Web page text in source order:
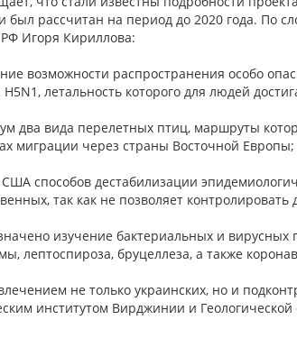
был рассчитан на период до 2020 года. По
Игоря Кириллова:
возможности распространения особо
летальность которого для людей
два вида перелетных птиц, маршруты
миграции через страны Восточной Европы;
способов дестабилизации
так как не позволяет
изучение бактериальных и
лептоспироза, бруцеллеза, а также
не только украинских, но и
институтом Вирджинии и